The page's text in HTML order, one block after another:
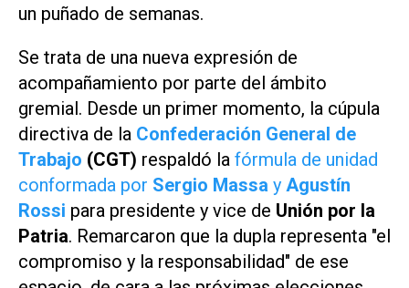
un puñado de semanas.
Se trata de una nueva expresión de
acompañamiento por parte del ámbito
gremial. Desde un primer momento, la cúpula
directiva de la Confederación General de
Trabajo (CGT) respaldó la fórmula de unidad
conformada por Sergio Massa y Agustín
Rossi para presidente y vice de Unión por la
Patria. Remarcaron que la dupla representa "el
compromiso y la responsabilidad" de ese